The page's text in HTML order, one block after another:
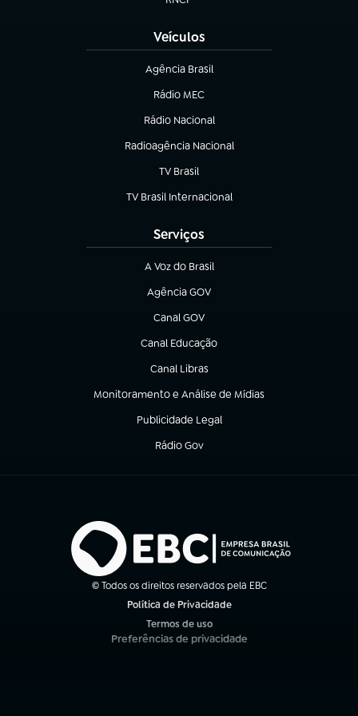
(abre em nova aba)
Veículos
Agência Brasil
(abre em nova aba)
Rádio MEC
(abre em nova aba)
Rádio Nacional
Radioagência Nacional
(abre em nova aba)
TV Brasil
(abre em nova aba)
TV Brasil Internacional
(abre em nova aba)
Serviços
A Voz do Brasil
(abre em nova aba)
Agência GOV
(abre em nova aba)
Canal GOV
(abre em nova aba)
Canal Educação
(abre em nova aba)
Canal Libras
(abre em nova aba)
Monitoramento e Análise de Mídias
(abre em nova aba)
Publicidade Legal
(abre em nova aba)
Rádio Gov
(abre em nova aba)
© Todos os direitos reservados pela EBC
Política de Privacidade
Termos de uso
(abre em nova aba)
Preferências de privacidade